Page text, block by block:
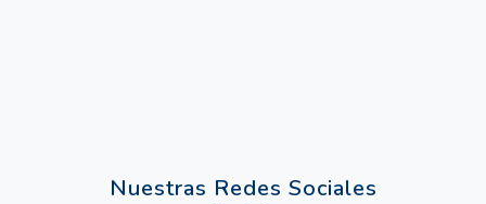
Nuestras Redes Sociales